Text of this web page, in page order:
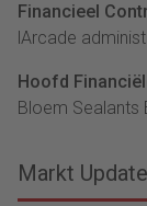
Financieel
lArcade
Hoofd
Bloem Sealants
Markt Update